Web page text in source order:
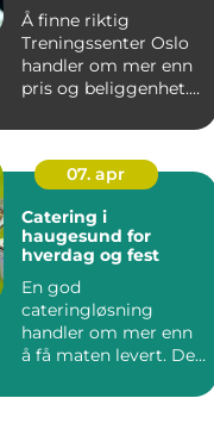
passer deg
Å finne riktig
Treningssenter Oslo
handler om mer enn
pris og beliggenhet.
inn med ...
07. apr
Catering i
haugesund for
hverdag og fest
En god
cateringløsning
handler om mer enn
å få maten levert. Den
selve dagen, sa...